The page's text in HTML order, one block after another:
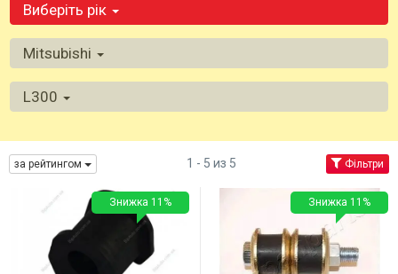
Виберіть рік
Mitsubishi
L300
за рейтингом 1 - 5 из 5 Фільтри
Знижка 11% Знижка 11%